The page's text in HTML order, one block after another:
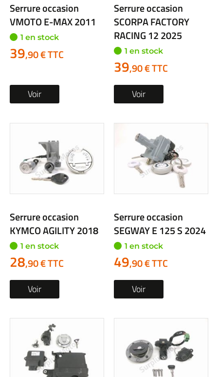
Serrure occasion
VMOTO E-MAX 2011
1 en stock
39,90 € TTC
Voir
Serrure occasion
SCORPA FACTORY
RACING 12 2025
1 en stock
39,90 € TTC
Voir
Serrure occasion
KYMCO AGILITY 2018
1 en stock
28,90 € TTC
Voir
Serrure occasion
SEGWAY E 125 S 2024
1 en stock
49,90 € TTC
Voir